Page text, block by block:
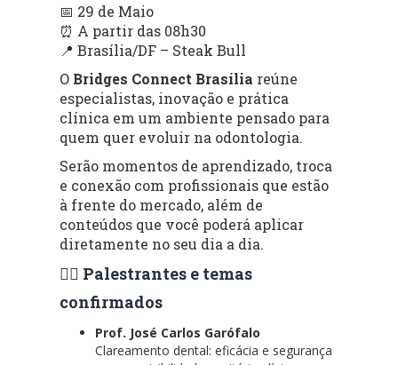
📅 29 de Maio
⏰ A partir das 08h30
📍 Brasília/DF – Steak Bull
O Bridges Connect Brasília reúne
especialistas, inovação e prática
clínica em um ambiente pensado para
quem quer evoluir na odontologia.
Serão momentos de aprendizado, troca
e conexão com profissionais que estão
à frente do mercado, além de
conteúdos que você poderá aplicar
diretamente no seu dia a dia.
👨‍⚕️ Palestrantes e temas
confirmados
Prof. José Carlos Garófalo
Clareamento dental: eficácia e segurança